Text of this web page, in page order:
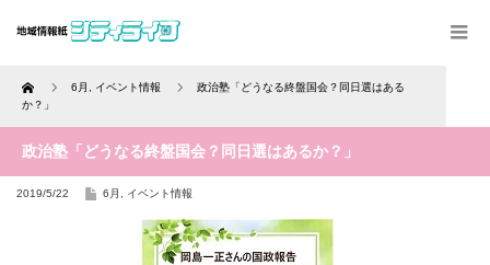
Home 6月 イベント情報
政治塾「どうなる終盤国会？同日選はある
か？」
政治塾「どうなる終盤国会？同日選はあるか？」
2019/5/22 6月 イベント情報